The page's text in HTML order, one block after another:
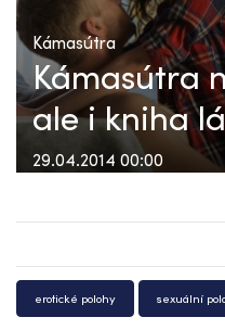
Kámasútra
Kámasútra
ale i kniha
29.04.2014 00:00
erotické polohy sexuální